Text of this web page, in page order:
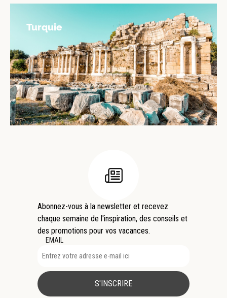
Turquie
Abonnez-vous à la newsletter et recevez
chaque semaine de l'inspiration, des conseils et
des promotions pour vos vacances.
EMAIL
S'INSCRIRE